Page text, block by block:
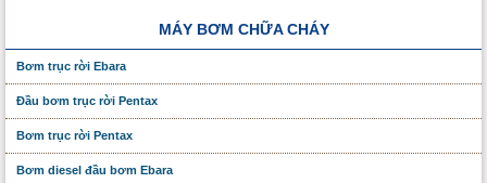
MÁY BƠM CHỮA CHÁY
Bơm trục rời Ebara
Đầu bơm trục rời Pentax
Bơm trục rời Pentax
Bơm diesel đầu bơm Ebara